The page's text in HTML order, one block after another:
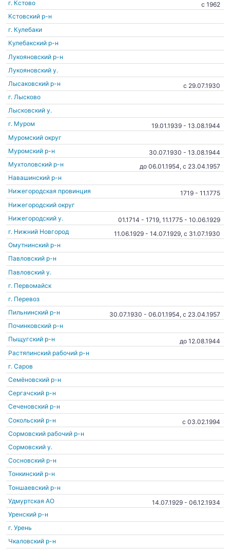
г. Кстово
c 1962
Кстовский р-н
г. Кулебаки
Кулебакский р-н
Лукояновский р-н
Лукояновский у.
Лысаковский р-н
c 29.07.1930
г. Лысково
Лысковский у.
г. Муром
19.01.1939 - 13.08.1944
Муромский округ
Муромский р-н
30.07.1930 - 13.08.1944
Мухтоловский р-н
до 06.01.1954, c 23.04.1957
Навашинский р-н
Нижегородская провинция
1719 - 11.1775
Нижегородский округ
Нижегородский у.
01.1714 - 1719, 11.1775 - 10.06.1929
г. Нижний Новгород
11.06.1929 - 14.07.1929, c 31.07.1930
Омутнинский р-н
Павловский р-н
Павловский у.
г. Первомайск
г. Перевоз
Пильнинский р-н
30.07.1930 - 06.01.1954, c 23.04.1957
Починковский р-н
Пыщугский р-н
до 12.08.1944
Растяпинский рабочий р-н
г. Саров
Семёновский р-н
Сергачский р-н
Сеченовский р-н
Сокольский р-н
c 03.02.1994
Сормовский рабочий р-н
Сормовский у.
Сосновский р-н
Тонкинский р-н
Тоншаевский р-н
Удмуртская АО
14.07.1929 - 06.12.1934
Уренский р-н
г. Урень
Чкаловский р-н